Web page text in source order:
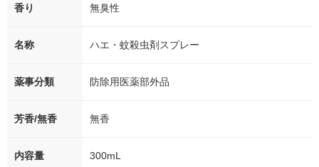
香り 無臭性
名称 ハエ・蚊殺虫剤スプレー
薬事分類 防除用医薬部外品
芳香/無香 無香
内容量 300mL